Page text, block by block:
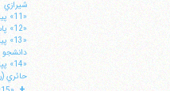
شيرازي
«11» پيرامون نظارت استصوابي
«12» پاسخ به نامه آقاي دكتر عبدالكريم سروش (1)
دانشجو
حائري